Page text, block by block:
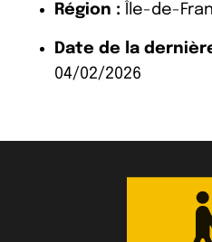
Région : Île-de-
Date de la
04/02/2026